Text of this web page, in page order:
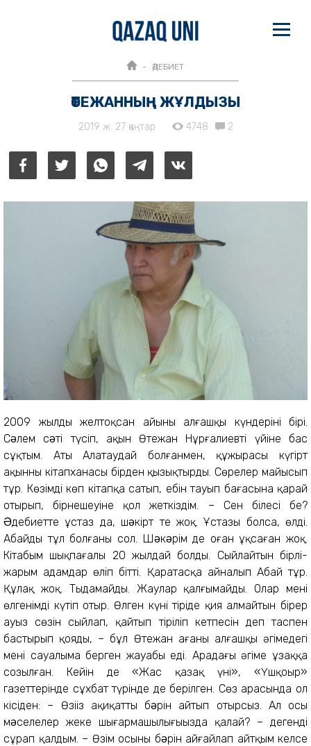
ӘДЕБИЕТ
ӨТЕЖАННЫҢ ЖҰЛДЫЗЫ
2019 ж. 27 қаңтар 4748 2
2009 жылдың желтоқсан айының алғашқы күндерінің бірі.
Сəлем сəті түсіп, ақын Өтежан Нұрғалиевтің үйіне бас
сұқтым. Аты Алатаудай болғанмен, құжырасы күңгірт
ақынның кітапханасы бірден қызықтырды. Сөрелер майысып
тұр. Көзімді көп кітапқа сатып, ебін тауып бағасына қарай
отырып, бірнешеуіне қол жеткіздім. – Сен білесің бе?
Əдебиетте ұстаз да, шəкірт те жоқ. Ұстазың болса, өлдің.
Абайдың тұл болғаны сол. Шəкəрім де оған ұқсаған жоқ.
Кітабым шықпағалы 20 жылдай болды. Сыйлайтын бірлі-
жарым адамдар өліп бітті. Қаратасқа айналып Абай тұр.
Құлақ жоқ. Тыңдамайды. Жаулар қалғымайды. Олар менің
өлгенімді күтіп отыр. Өлген күні тіріде қия алмайтын бірер
ауыз сөзін сыйлап, қайтып тіріліп кетпесін деп таспен
бастырып қояды, – бұл Өтежан ағаның алғашқы әңгімедегі
менің сауалыма берген жауабы еді. Арадағы әңгіме ұзаққа
созылған. Кейін де «Жас қазақ үні», «Үшқоңыр»
газеттерінде сұхбат түрінде де берілген. Сөз арасында ол
кісіден: – Өзіңіз ақиқаттың бəрін айтып отырсыз. Ал осы
мəселелер жеке шығармашылығыңызда қалай? – дегенді
сұрап қалдым. – Өзім осының бəрін айғайлап айтқым келсе